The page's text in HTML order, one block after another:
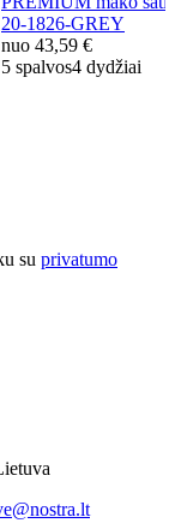
20-1826-GREY
nuo 43,59 €
5 spalvos4 dydžiai
su privatumo